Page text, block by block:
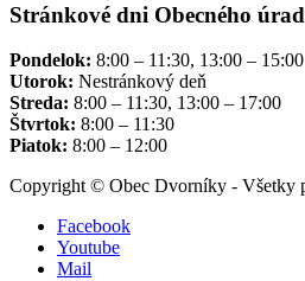
Stránkové dni Obecného
Pondelok: 8:00 – 11:30, 13:00 – 15:00
Utorok: Nestránkový deň
Streda: 8:00 – 11:30, 13:00 – 17:00
Štvrtok: 8:00 – 11:30
Piatok: 8:00 – 12:00
Copyright © Obec Dvorníky - Všetky
Facebook
Youtube
Mail